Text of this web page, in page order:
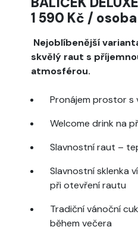
1 590 Kč / osoba
Nejoblíbenější
skvělý raut s
atmosférou.
Pronájem prostor s
Welcome drink na
Slavnostní raut –
Slavnostní sklenka
při otevření rautu
Tradiční vánoční
během večera